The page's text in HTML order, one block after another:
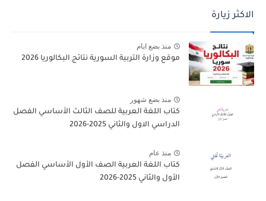
الاكثر زيارة
منذ بضع ايام
موقع وزارة التربية السورية نتائج البكالوريا 2026
منذ بضع شهور
كتاب اللغة العربية للصف الثالث الأساسي الفصل
الدراسي الاول والثاني 2025-2026
منذ عام
كتاب اللغة العربية الصف الأول الأساسي الفصل
الأول والثاني 2025-2026